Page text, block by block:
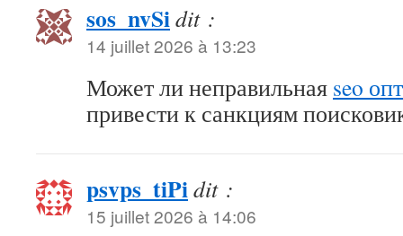
sos_nvSidit :
14 juillet 2026 à 13:23
Может ли неправильная seo
привести к санкциям
psvps_tiPidit :
15 juillet 2026 à 14:06